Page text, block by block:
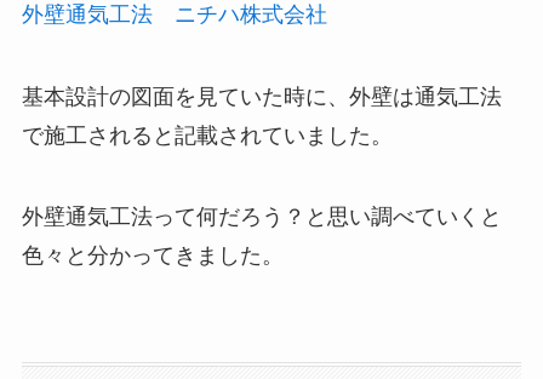
外壁通気工法 ニチハ株式会社
基本設計の図面を見ていた時に、外壁は通気工法
で施工されると記載されていました。
外壁通気工法って何だろう？と思い調べていくと
色々と分かってきました。